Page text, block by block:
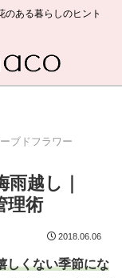
のある暮らしのヒント
ブドフラワー
越し｜
理術
2018.06.06
しくない季節にな